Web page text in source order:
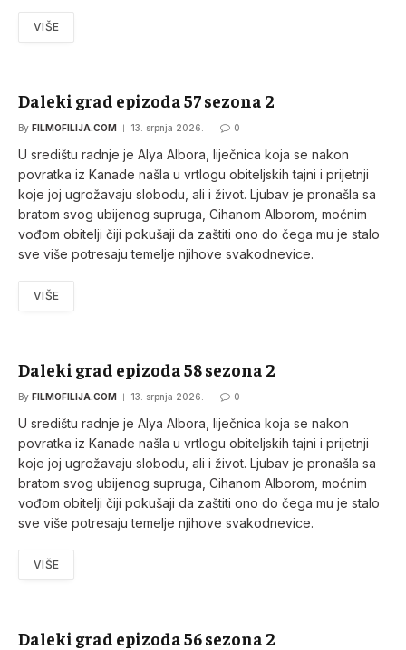
VIŠE
Daleki grad epizoda 57 sezona 2
By FILMOFILIJA.COM 13. srpnja 2026. 0
U središtu radnje je Alya Albora, liječnica koja se nakon
povratka iz Kanade našla u vrtlogu obiteljskih tajni i prijetnji
koje joj ugrožavaju slobodu, ali i život. Ljubav je pronašla sa
bratom svog ubijenog supruga, Cihanom Alborom, moćnim
vođom obitelji čiji pokušaji da zaštiti ono do čega mu je stalo
sve više potresaju temelje njihove svakodnevice.
VIŠE
Daleki grad epizoda 58 sezona 2
By FILMOFILIJA.COM 13. srpnja 2026. 0
U središtu radnje je Alya Albora, liječnica koja se nakon
povratka iz Kanade našla u vrtlogu obiteljskih tajni i prijetnji
koje joj ugrožavaju slobodu, ali i život. Ljubav je pronašla sa
bratom svog ubijenog supruga, Cihanom Alborom, moćnim
vođom obitelji čiji pokušaji da zaštiti ono do čega mu je stalo
sve više potresaju temelje njihove svakodnevice.
VIŠE
Daleki grad epizoda 56 sezona 2